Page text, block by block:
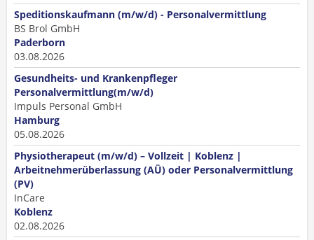
Speditionskaufmann (m/w/d) - Personalvermittlung
BS Brol GmbH
Paderborn
03.08.2026
Gesundheits- und Krankenpfleger
Personalvermittlung(m/w/d)
Impuls Personal GmbH
Hamburg
05.08.2026
Physiotherapeut (m/w/d) – Vollzeit | Koblenz |
Arbeitnehmerüberlassung (AÜ) oder Personalvermittlung
(PV)
InCare
Koblenz
02.08.2026